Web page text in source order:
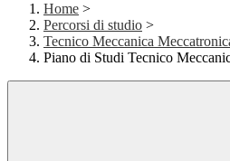
Home >
Percorsi di studio >
Tecnico Meccanica
Piano di Studi Tecnico